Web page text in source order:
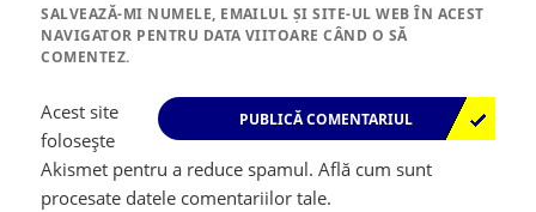
SALVEAZĂ-MI NUMELE, EMAILUL ȘI SITE-UL WEB ÎN ACEST
NAVIGATOR PENTRU DATA VIITOARE CÂND O SĂ
COMENTEZ.
Acest site
folosește
Akismet pentru a reduce spamul.Află cum sunt
procesate datele comentariilor tale.